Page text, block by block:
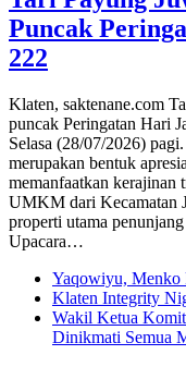
Puncak
222
Klaten, saktenane.com
puncak Peringatan Hari
Selasa (28/07/2026)
merupakan bentuk
memanfaatkan kerajinan
UMKM dari Kecamatan
properti utama
Upacara…
Yaqowiyu, Menko
Klaten Integrity
Wakil Ketua
Dinikmati Semua